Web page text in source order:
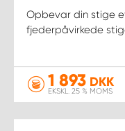
Opbevar din stige
fjederpåvirkede
1 893 DKK
EKSKL. 25 % MOMS